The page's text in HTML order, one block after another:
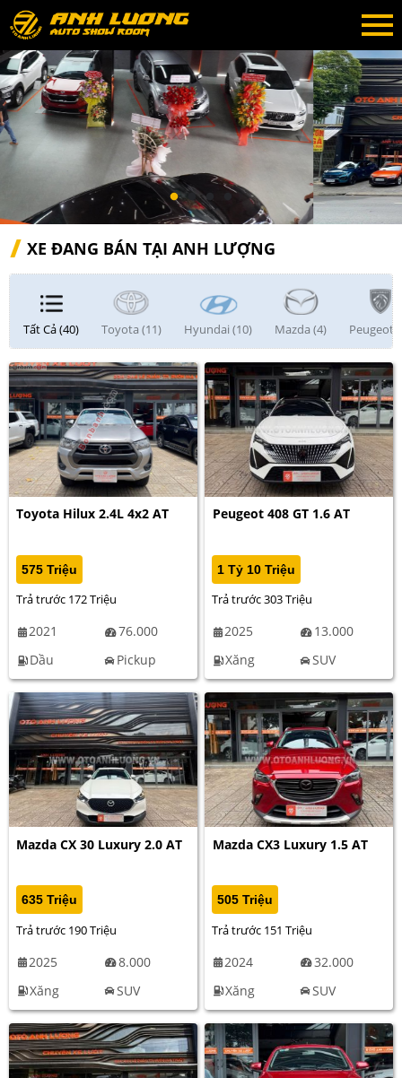
XE ĐANG BÁN TẠI ANH LƯỢNG
Tất Cả (40) Toyota (11) Hyundai (10) Mazda (4) Peugeot
Toyota Hilux 2.4L 4x2 AT
575 Triệu
Trả trước 172 Triệu
2021
76.000
Dầu
Pickup
Peugeot 408 GT 1.6 AT
1 Tỷ 10 Triệu
Trả trước 303 Triệu
2025
13.000
Xăng
SUV
Mazda CX 30 Luxury 2.0 AT
635 Triệu
Trả trước 190 Triệu
2025
8.000
Xăng
SUV
Mazda CX3 Luxury 1.5 AT
505 Triệu
Trả trước 151 Triệu
2024
32.000
Xăng
SUV